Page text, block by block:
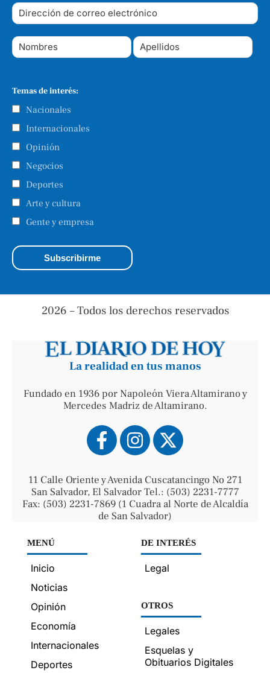
Temas de interés:
Nacionales
Internacionales
Opinión
Negocios
Deportes
Arte y cultura
Gente y empresa
2026 – Todos los derechos reservados
La realidad en tus manos
Fundado en 1936 por Napoleón Viera Altamirano y
Mercedes Madriz de Altamirano.
11 Calle Oriente y Avenida Cuscatancingo No 271
San Salvador, El Salvador Tel.: (503) 2231-7777
Fax: (503) 2231-7869 (1 Cuadra al Norte de Alcaldía
de San Salvador)
MENÚ
Inicio
Noticias
Opinión
Economía
Internacionales
Deportes
DE INTERÉS
Legal
OTROS
Legales
Esquelas y
Obituarios Digitales